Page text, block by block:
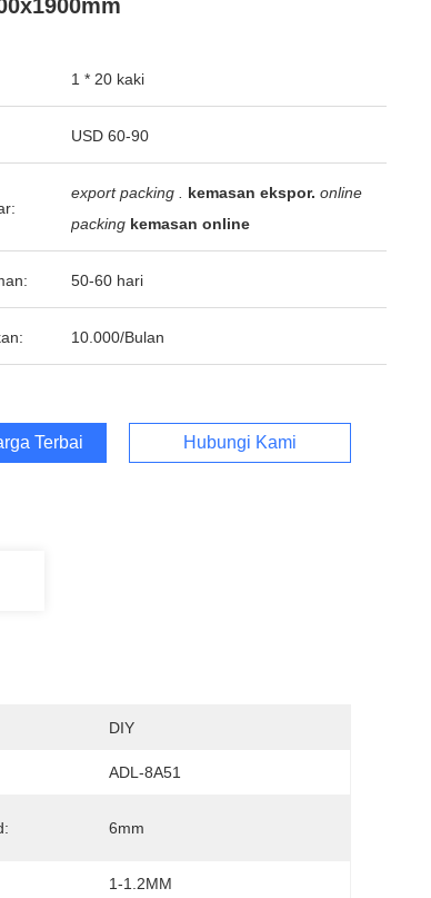
1 * 20 kaki
USD 60-90
export packing . kemasan ekspor. online
packing kemasan online
50-60 hari
10.000/Bulan
Terbaik Hubungi Kami
DIY
ADL-8A51
6mm
1-1.2MM